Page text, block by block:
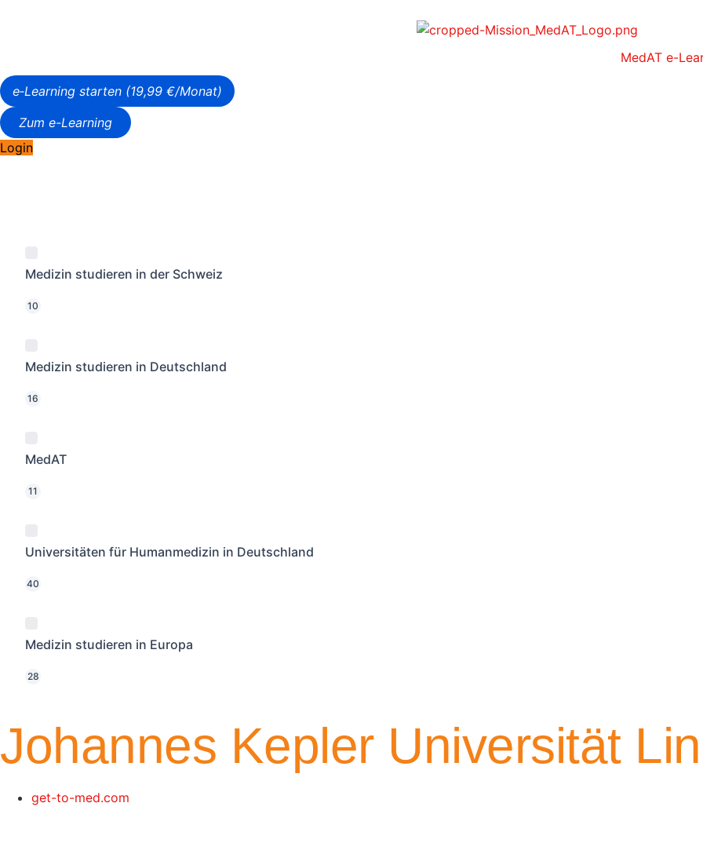
MedAT e-
e‑Learning starten (19,99 €/Monat)
Zum e-Learning
Login
Medizin studieren in der Schweiz
10
Medizin studieren in Deutschland
16
MedAT
11
Universitäten für Humanmedizin in Deutschland
40
Medizin studieren in Europa
28
Johannes Kepler Universität
get-to-med.com